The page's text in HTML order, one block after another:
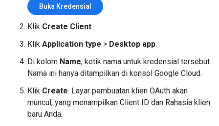
Buka Kredensial
Klik Create Client.
Klik Application type > Desktop app.
Di kolom Name, ketik nama untuk kredensial tersebut.
Nama ini hanya ditampilkan di konsol Google Cloud.
Klik Create. Layar pembuatan klien OAuth akan
muncul, yang menampilkan Client ID dan Rahasia klien
baru Anda.